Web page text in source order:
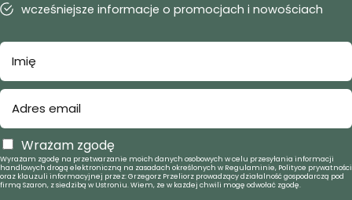
wcześniejsze informacje o promocjach i nowościach
Wrażam zgodę
Wyrażam zgodę na przetwarzanie moich danych osobowych w celu przesyłania informacji
handlowych drogą elektroniczną na zasadach określonych w Regulaminie, Polityce prywatności
oraz klauzuli informacyjnej przez: Grzegorz Przeliorz prowadzący działalność gospodarczą pod
firmą Szaron, z siedzibą w Ustroniu. Wiem, że w każdej chwili mogę odwołać zgodę.